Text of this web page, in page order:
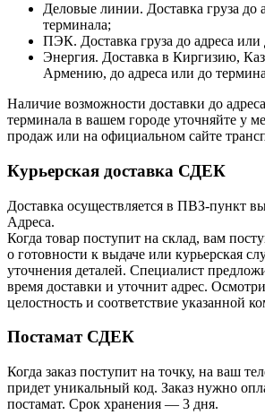
Деловые линии. Доставка груза до
терминала;
ПЭК. Доставка груза до адреса или
Энергия. Доставка в Киргизию,
Армению, до адреса или до
Наличие возможности доставки до
терминала в вашем городе уточняйте у
продаж или на официальном сайте
Курьерская доставка СДЕК
Доставка осуществляется в ПВЗ-пункт
Адреса.
Когда товар поступит на склад, вам
о готовности к выдаче или курьерская
уточнения деталей. Специалист
время доставки и уточнит адрес.
целостность и соответствие указанной
Постамат СДЕК
Когда заказ поступит на точку, на ваш
придет уникальный код. Заказ нужно
постамат. Срок хранения — 3 дня.